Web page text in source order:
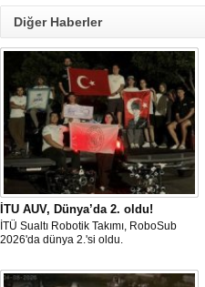
Diğer Haberler
İTU AUV, Dünya’da 2. oldu!
İTÜ Sualtı Robotik Takımı, RoboSub
2026'da dünya 2.'si oldu.